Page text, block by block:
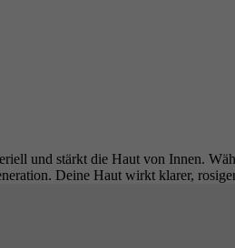
und stärkt die Haut von Innen.
Deine Haut wirkt klarer,